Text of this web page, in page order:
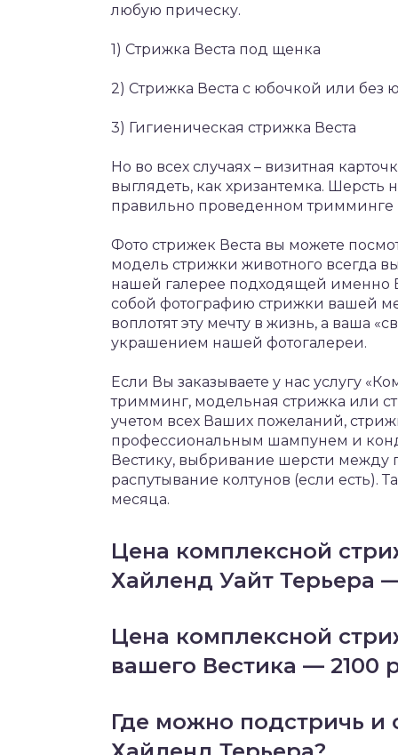
любую прическу.
1) Стрижка Веста под щенка
2) Стрижка Веста с юбочкой или без
3) Гигиеническая стрижка Веста
Но во всех случаях – визитная
выглядеть, как хризантемка. Шерсть
правильно проведенном тримминге
Фото стрижек Веста вы можете
модель стрижки животного всегда
нашей галерее подходящей именно
собой фотографию стрижки вашей
воплотят эту мечту в жизнь, а ваша
украшением нашей фотогалереи.
Если Вы заказываете у нас услугу
тримминг, модельная стрижка или
учетом всех Ваших пожеланий,
профессиональным шампунем и
Вестику, выбривание шерсти между
распутывание колтунов (если есть).
месяца.
Цена комплексной
Хайленд Уайт Терьера
Цена комплексной
вашего Вестика — 2100
Где можно подстричь и